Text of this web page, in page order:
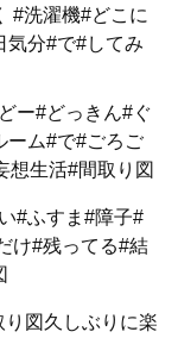
#洗濯機#どこに
気分#で#してみ
ー#どっきん#ぐ
ーム#で#ごろご
想生活#間取り図
#ふすま#障子#
け#残ってる#結
図久しぶりに楽